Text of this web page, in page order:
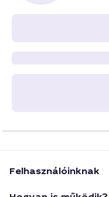
Felhasználóinknak